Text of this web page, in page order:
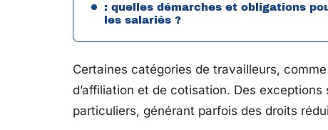
: quelles démarches et obligations
les salariés ?
Certaines catégories de travailleurs,
d’affiliation et de cotisation. Des
particuliers, générant parfois des droits